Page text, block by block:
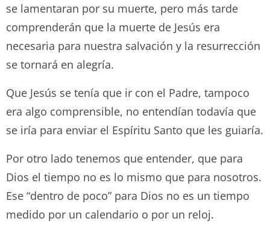
se lamentaran por su muerte, pero más tarde
comprenderán que la muerte de Jesús era
necesaria para nuestra salvación y la resurrección
se tornará en alegría.
Que Jesús se tenía que ir con el Padre, tampoco
era algo comprensible, no entendían todavía que
se iría para enviar el Espíritu Santo que les guiaría.
Por otro lado tenemos que entender, que para
Dios el tiempo no es lo mismo que para nosotros.
Ese “dentro de poco” para Dios no es un tiempo
medido por un calendario o por un reloj.